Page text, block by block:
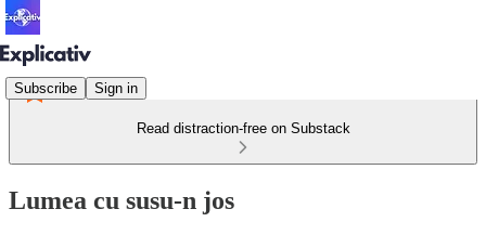
Subscribe Sign in
Read distraction-free on Substack
Lumea cu susu-n jos